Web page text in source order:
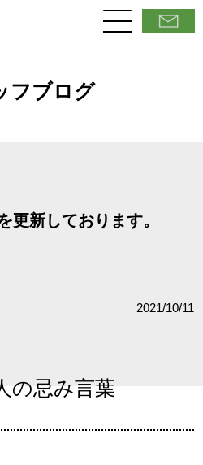
フブログ
更新しております。
2021/10/11
の忌み言葉